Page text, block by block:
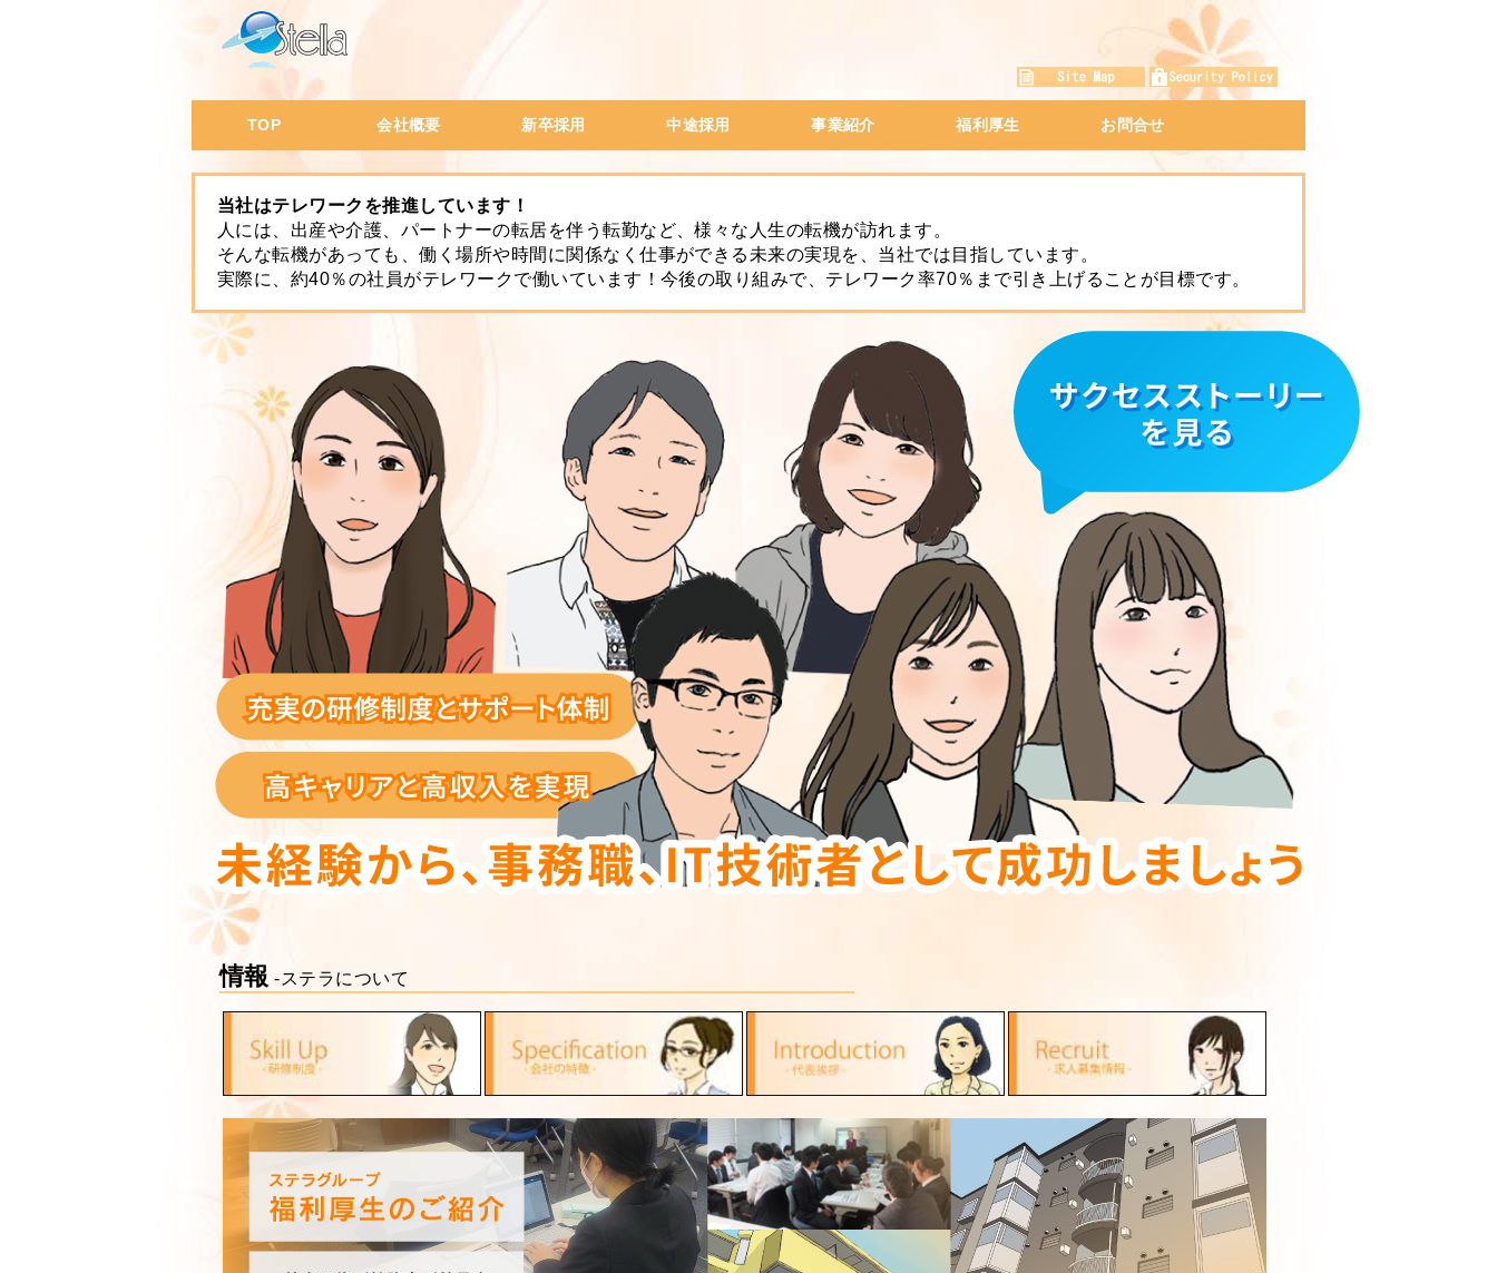
TOP 会社概要
会社概要・沿革
代表挨拶
会社の特徴
会社風土
社員データ
新卒採用 中途採用
会社説明会
ITサポート業務
WEBプログラマー
WEBデザイナー
一般事務（高卒のみ）
経理事務
人材系営業
ステラの給与制度
社員月給事例データ
事業紹介
SES事業
一般人材派遣事業
出版事業
電子書籍
TONARI
中古車販売事業
福利厚生
新人研修プログラム
女性ビジネスマナー研修
内定者研修
社外研修
社員紹介
研修旅行
お問合せ
アクセスマップ
会社説明会
プライバシーポリシー
当社はテレワークを推進しています！
人には、出産や介護、パートナーの転居を伴う転勤など、様々な人生の転機が訪れます。
そんな転機があっても、働く場所や時間に関係なく仕事ができる未来の実現を、当社では目指しています。
実際に、約40％の社員がテレワークで働いています！今後の取り組みで、テレワーク率70％まで引き上げることが目標です。
情報 -ステラについて